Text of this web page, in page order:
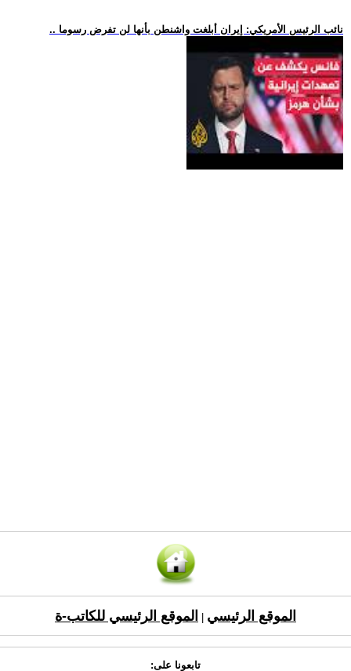
.. نائب الرئيس الأمريكي: إيران أبلغت واشنطن بأنها لن تفرض رسوما
الموقع الرئيسي الموقع الرئيسي للكاتب-ة
تابعونا على: